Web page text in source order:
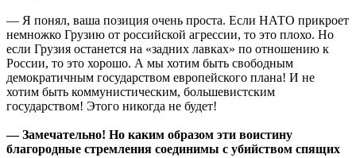
— Я понял, ваша позиция очень проста. Если НАТО прикроет
немножко Грузию от российской агрессии, то это плохо. Но
если Грузия останется на «задних лавках» по отношению к
России, то это хорошо. А мы хотим быть свободным
демократичным государством европейского плана! И не
хотим быть коммунистическим, большевистским
государством! Этого никогда не будет!
— Замечательно! Но каким образом эти воистину
благородные стремления соединимы с убийством спящих